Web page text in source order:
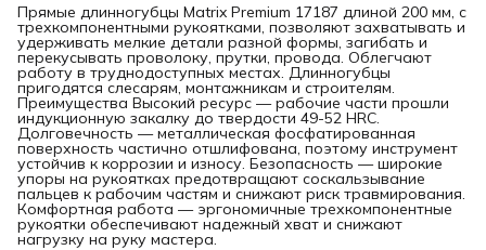
Прямые длинногубцы Matrix Premium 17187 длиной 200 мм, с
трехкомпонентными рукоятками, позволяют захватывать и
удерживать мелкие детали разной формы, загибать и
перекусывать проволоку, прутки, провода. Облегчают
работу в труднодоступных местах. Длинногубцы
пригодятся слесарям, монтажникам и строителям.
Преимущества Высокий ресурс — рабочие части прошли
индукционную закалку до твердости 49-52 HRC.
Долговечность — металлическая фосфатированная
поверхность частично отшлифована, поэтому инструмент
устойчив к коррозии и износу. Безопасность — широкие
упоры на рукоятках предотвращают соскальзывание
пальцев к рабочим частям и снижают риск травмирования.
Комфортная работа — эргономичные трехкомпонентные
рукоятки обеспечивают надежный хват и снижают
нагрузку на руку мастера.